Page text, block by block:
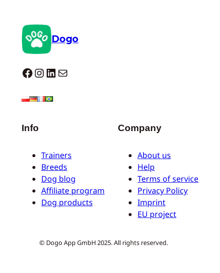
Dogo
Dogo facebook InstagramLinkedIn Correo electrónico
Info
Trainers
Breeds
Dog blog
Affiliate program
Dog products
Company
About us
Help
Terms of service
Privacy Policy
Imprint
EU project
© Dogo App GmbH 2025. All rights reserved.